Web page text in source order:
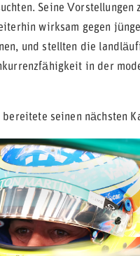
Seine Vorstellungen
wirksam gegen
und stellten die
in der
bereitete seinen nächsten